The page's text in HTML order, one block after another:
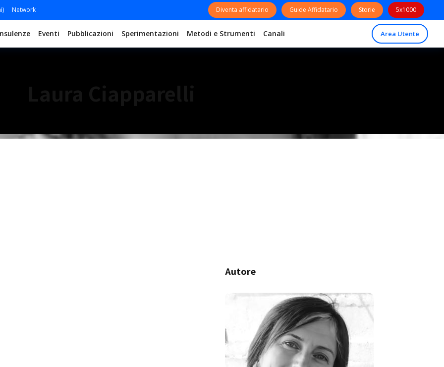
Network Diventa affidatario Guide Affidatario Storie 5x1000
Eventi Pubblicazioni Sperimentazioni Metodi e Strumenti Canali Area Utente
Autore